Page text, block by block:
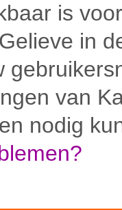
is
in
van
nodig